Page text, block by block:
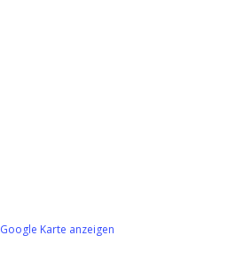
Google Karte anzeigen